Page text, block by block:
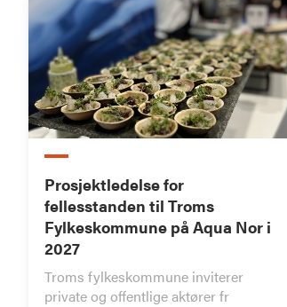
Prosjektledelse for
fellesstanden til Troms
Fylkeskommune på Aqua Nor i
2027
Troms fylkeskommune inviterer
private og offentlige aktører fr